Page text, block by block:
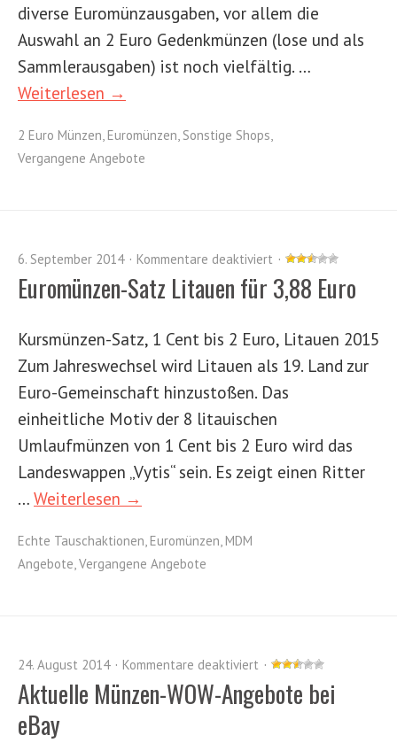
diverse Euromünzausgaben, vor allem die
Auswahl an 2 Euro Gedenkmünzen (lose und als
Sammlerausgaben) ist noch vielfältig. …
Weiterlesen →
2 Euro Münzen, Euromünzen, Sonstige Shops,
Vergangene Angebote
6. September 2014 Kommentare deaktiviert
Euromünzen-Satz Litauen für 3,88 Euro
Kursmünzen-Satz, 1 Cent bis 2 Euro, Litauen 2015
Zum Jahreswechsel wird Litauen als 19. Land zur
Euro-Gemeinschaft hinzustoßen. Das
einheitliche Motiv der 8 litauischen
Umlaufmünzen von 1 Cent bis 2 Euro wird das
Landeswappen „Vytis“ sein. Es zeigt einen Ritter
… Weiterlesen →
Echte Tauschaktionen, Euromünzen, MDM
Angebote,Vergangene Angebote
24. August 2014 Kommentare deaktiviert
Aktuelle Münzen-WOW-Angebote bei
eBay